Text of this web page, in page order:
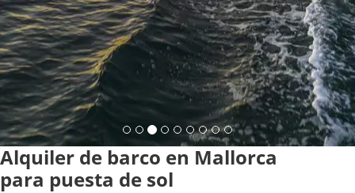
Alquiler de barco en Mallorca
para puesta de sol